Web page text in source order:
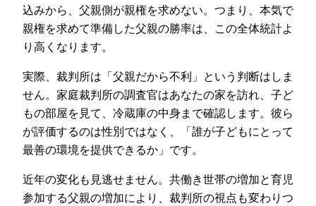
込みから、父親側が親権を求めない。つまり、本気で
親権を求めて準備した父親の勝率は、この全体統計よ
り高くなります。
実際、裁判所は「父親だから不利」という判断はしま
せん。家庭裁判所の調査官はあなたの家を訪れ、子ど
もの部屋を見て、冷蔵庫の中身まで確認します。彼ら
が評価するのは性別ではなく、「誰が子どもにとって
最善の環境を提供できるか」です。
近年の変化も見逃せません。共働き世帯の増加と育児
参加する父親の増加により、裁判所の視点も変わりつ